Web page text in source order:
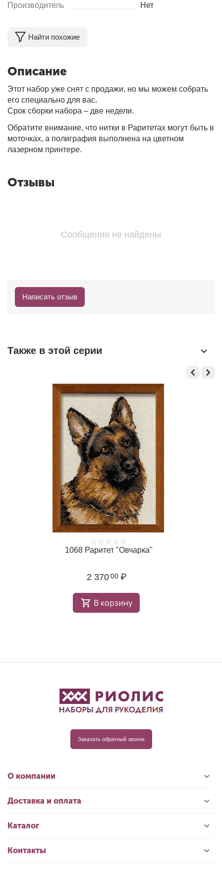
Производитель Нет
Найти похожие
Описание
Этот набор уже снят с продажи, но мы можем собрать
его специально для вас.
Срок сборки набора – две недели.
Обратите внимание, что нитки в Раритетах могут быть в
моточках, а полиграфия выполнена на цветном
лазерном принтере.
Отзывы
Сообщения не найдены
Написать отзыв
Также в этой серии
1068 Раритет "Овчарка"
2 370 00 ₽
В корзину
Заказать обратный звонок
О компании
Доставка и оплата
Каталог
Контакты